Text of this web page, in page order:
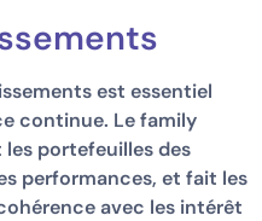
est essentiel
continue. Le family
portefeuilles des
performances, et fait les
avec les intérêt